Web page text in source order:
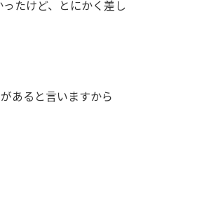
たけど、とにかく差し
あると言いますから